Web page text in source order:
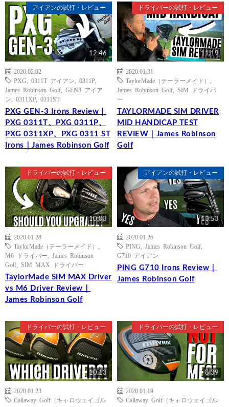
アイアンの試打・レビュー
12:46
2020.02.02
PXG
0311T アイアン 0311P
James Robinson Golf
GEN3 アイア
ン
0311XP 0311ST
PXG GEN-3 Irons Review｜
PXG 0311T、PXG 0311P、
PXG 0311XP、PXG 0311 ST
Irons｜James Robinson Golf
ドライバーの試打・レビュー
11:19
2020.01.31
TaylorMade（テーラーメイド）
James Robinson Golf
SIM ドライバ
ー
TAYLORMADE SIM DRIVER
MID HANDICAP TEST
REVIEW｜James Robinson
Golf
ドライバーの試打・レビュー
10:03
2020.01.28
TaylorMade（テーラーメイド）
M6 ドライバー
James Robinson
Golf
SIM MAX ドライバー
TaylorMade SIM MAX Driver
vs M6 Driver Review｜
James Robinson Golf
アイアンの試打・レビュー
13:53
2020.01.26
PING
James Robinson Golf
G710 アイアン
PING G710 Irons Review｜
James Robinson Golf
ドライバーの試打・レビュー
10:13
2020.01.23
Callaway Golf（キャロウェイゴル
ドライバーの試打・レビュー
8:39
2020.01.19
Callaway Golf（キャロウェイゴル